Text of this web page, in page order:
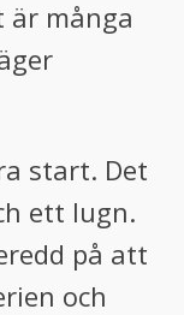
är många
start. Det
ett lugn.
på att
och